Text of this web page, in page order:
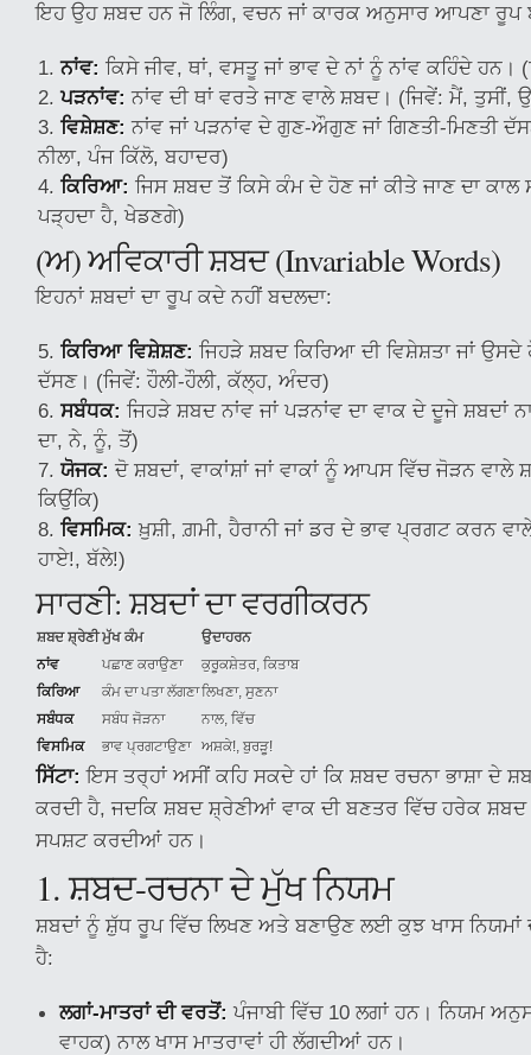
ਇਹ ਉਹ ਸ਼ਬਦ ਹਨ ਜੋ ਲਿੰਗ, ਵਚਨ ਜਾਂ ਕਾਰਕ ਅਨੁਸਾਰ ਆਪਣਾ ਰੂਪ
ਨਾਂਵ: ਕਿਸੇ ਜੀਵ, ਥਾਂ, ਵਸਤੂ ਜਾਂ ਭਾਵ ਦੇ ਨਾਂ ਨੂੰ ਨਾਂਵ ਕਹਿੰਦੇ ਹਨ।
ਪੜਨਾਂਵ: ਨਾਂਵ ਦੀ ਥਾਂ ਵਰਤੇ ਜਾਣ ਵਾਲੇ ਸ਼ਬਦ। (ਜਿਵੇਂ: ਮੈਂ, ਤੁਸੀਂ,
ਵਿਸ਼ੇਸ਼ਣ: ਨਾਂਵ ਜਾਂ ਪੜਨਾਂਵ ਦੇ ਗੁਣ-ਔਗੁਣ ਜਾਂ ਗਿਣਤੀ-ਮਿਣਤੀ
ਨੀਲਾ, ਪੰਜ ਕਿੱਲੋ, ਬਹਾਦਰ)
ਕਿਰਿਆ: ਜਿਸ ਸ਼ਬਦ ਤੋਂ ਕਿਸੇ ਕੰਮ ਦੇ ਹੋਣ ਜਾਂ ਕੀਤੇ ਜਾਣ ਦਾ ਕਾਲ
ਪੜ੍ਹਦਾ ਹੈ, ਖੇਡਣਗੇ)
(ਅ) ਅਵਿਕਾਰੀ ਸ਼ਬਦ (Invariable Words)
ਇਹਨਾਂ ਸ਼ਬਦਾਂ ਦਾ ਰੂਪ ਕਦੇ ਨਹੀਂ ਬਦਲਦਾ:
ਕਿਰਿਆ ਵਿਸ਼ੇਸ਼ਣ: ਜਿਹੜੇ ਸ਼ਬਦ ਕਿਰਿਆ ਦੀ ਵਿਸ਼ੇਸ਼ਤਾ ਜਾਂ ਉਸਦੇ
ਦੱਸਣ। (ਜਿਵੇਂ: ਹੌਲੀ-ਹੌਲੀ, ਕੱਲ੍ਹ, ਅੰਦਰ)
ਸਬੰਧਕ: ਜਿਹੜੇ ਸ਼ਬਦ ਨਾਂਵ ਜਾਂ ਪੜਨਾਂਵ ਦਾ ਵਾਕ ਦੇ ਦੂਜੇ ਸ਼ਬਦਾਂ
ਦਾ, ਨੇ, ਨੂੰ, ਤੋਂ)
ਯੋਜਕ: ਦੋ ਸ਼ਬਦਾਂ, ਵਾਕਾਂਸ਼ਾਂ ਜਾਂ ਵਾਕਾਂ ਨੂੰ ਆਪਸ ਵਿੱਚ ਜੋੜਨ
ਕਿਉਂਕਿ)
ਵਿਸਮਿਕ: ਖ਼ੁਸ਼ੀ, ਗ਼ਮੀ, ਹੈਰਾਨੀ ਜਾਂ ਡਰ ਦੇ ਭਾਵ ਪ੍ਰਗਟ ਕਰਨ
ਹਾਏ!, ਬੱਲੇ!)
ਸਾਰਣੀ: ਸ਼ਬਦਾਂ ਦਾ ਵਰਗੀਕਰਨ
ਸ਼ਬਦ ਸ਼੍ਰੇਣੀਮੁੱਖ ਕੰਮ
ਉਦਾਹਰਨ
ਨਾਂਵ
ਪਛਾਣ ਕਰਾਉਣਾ
ਕੁਰੂਕਸ਼ੇਤਰ, ਕਿਤਾਬ
ਕਿਰਿਆ
ਕੰਮ ਦਾ ਪਤਾ ਲੱਗਣਾਲਿਖਣਾ, ਸੁਣਨਾ
ਸਬੰਧਕ
ਸਬੰਧ ਜੋੜਨਾ
ਨਾਲ, ਵਿੱਚ
ਵਿਸਮਿਕ
ਭਾਵ ਪ੍ਰਗਟਾਉਣਾ ਅਸ਼ਕੇ!, ਬੁਰੜੂ!
ਸਿੱਟਾ: ਇਸ ਤਰ੍ਹਾਂ ਅਸੀਂ ਕਹਿ ਸਕਦੇ ਹਾਂ ਕਿ ਸ਼ਬਦ ਰਚਨਾ ਭਾਸ਼ਾ ਦੇ
ਕਰਦੀ ਹੈ, ਜਦਕਿ ਸ਼ਬਦ ਸ਼੍ਰੇਣੀਆਂ ਵਾਕ ਦੀ ਬਣਤਰ ਵਿੱਚ ਹਰੇਕ ਸ਼ਬਦ
ਸਪਸ਼ਟ ਕਰਦੀਆਂ ਹਨ।
1. ਸ਼ਬਦ-ਰਚਨਾ ਦੇ ਮੁੱਖ ਨਿਯਮ
ਸ਼ਬਦਾਂ ਨੂੰ ਸ਼ੁੱਧ ਰੂਪ ਵਿੱਚ ਲਿਖਣ ਅਤੇ ਬਣਾਉਣ ਲਈ ਕੁਝ ਖਾਸ ਨਿਯਮਾਂ
ਹੈ:
ਲਗਾਂ-ਮਾਤਰਾਂ ਦੀ ਵਰਤੋਂ: ਪੰਜਾਬੀ ਵਿੱਚ 10 ਲਗਾਂ ਹਨ। ਨਿਯਮ
ਵਾਹਕ) ਨਾਲ ਖਾਸ ਮਾਤਰਾਵਾਂ ਹੀ ਲੱਗਦੀਆਂ ਹਨ।